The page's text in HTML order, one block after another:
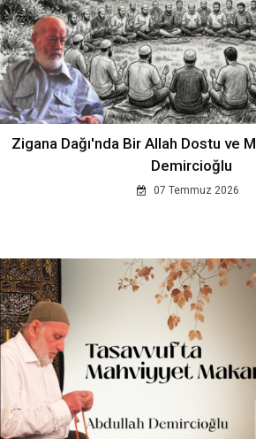
Zigana Dağı'nda Bir Allah Dostu ve
Demircioğlu
07 Temmuz 2026